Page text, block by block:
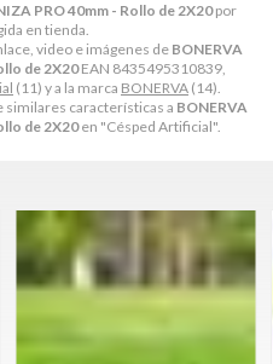
PRO 40mm - Rollo de 2X20por
en tienda.
video e imágenes de BONERVA
de 2X20EAN 8435495310839,
(11) y a la marca BONERVA (14).
similares características a BONERVA
de 2X20en "Césped Artificial".